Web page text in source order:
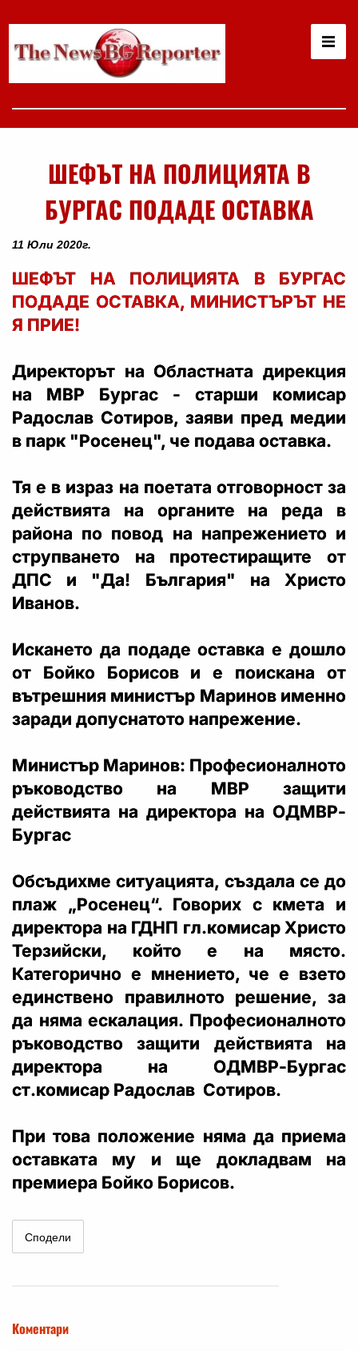
ШЕФЪТ НА ПОЛИЦИЯТА В
БУРГАС ПОДАДЕ ОСТАВКА
11 Юли 2020г.
ШЕФЪТ НА ПОЛИЦИЯТА В БУРГАС
ПОДАДЕ ОСТАВКА, МИНИСТЪРЪТ НЕ
Я ПРИЕ!
Директорът на Областната дирекция
на МВР Бургас - старши комисар
Радослав Сотиров, заяви пред медии
в парк "Росенец", че подава оставка.
Тя е в израз на поетата отговорност за
действията на органите на реда в
района по повод на напрежението и
струпването на протестиращите от
ДПС и "Да! България" на Христо
Иванов.
Искането да подаде оставка е дошло
от Бойко Борисов и е поискана от
вътрешния министър Маринов именно
заради допуснатото напрежение.
Министър Маринов: Професионалното
ръководство на МВР защити
действията на директора на ОДМВР-
Бургас
Обсъдихме ситуацията, създала се до
плаж „Росенец“. Говорих с кмета и
директора на ГДНП гл.комисар Христо
Терзийски, който е на място.
Категорично е мнението, че е взето
единствено правилното решение, за
да няма ескалация. Професионалното
ръководство защити действията на
директора на ОДМВР-Бургас
ст.комисар Радослав Сотиров.
При това положение няма да приема
оставката му и ще докладвам на
премиера Бойко Борисов.
Сподели
Коментари